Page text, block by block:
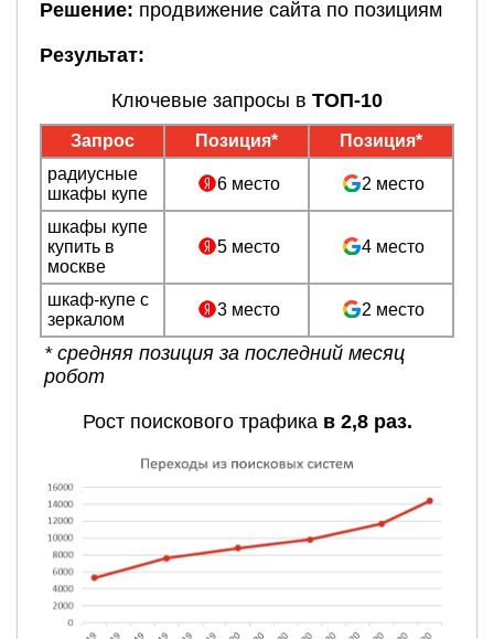
Решение: продвижение сайта по позициям
Результат:
Ключевые запросы в ТОП-10
Запрос Позиция*
Позиция*
радиусные
шкафы купе
6 место 2 место
шкафы купе
купить в
москве
5 место 4 место
шкаф-купе с
зеркалом
3 место 2 место
* средняя позиция за последний месяц
робот
Рост поискового трафика в 2,8 раз.